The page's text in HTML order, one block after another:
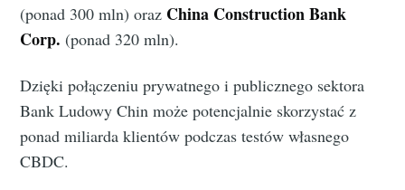
(ponad 300 mln) oraz China Construction Bank
Corp. (ponad 320 mln).
Dzięki połączeniu prywatnego i publicznego sektora
Bank Ludowy Chin może potencjalnie skorzystać z
ponad miliarda klientów podczas testów własnego
CBDC.